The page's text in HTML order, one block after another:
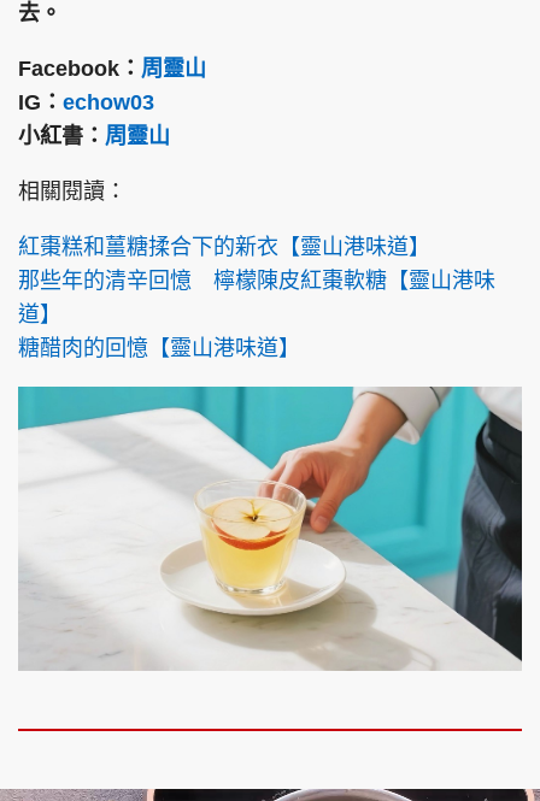
去。
Facebook： 周靈山
IG： echow03
小紅書： 周靈山
相關閱讀：
紅棗糕和薑糖揉合下的新衣【靈山港味道】
那些年的清辛回憶 檸檬陳皮紅棗軟糖【靈山港味
道】
糖醋肉的回憶【靈山港味道】